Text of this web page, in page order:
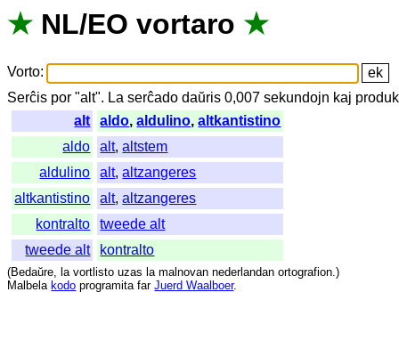
★ NL/EO vortaro ★
Vorto:
Serĉis por "alt". La serĉado daŭris 0,007sekundojn kaj
alt
aldo,aldulino,altkantistino
aldo
alt,altstem
aldulino
alt,altzangeres
altkantistino
alt,altzangeres
kontralto
tweede alt
tweede alt
kontralto
(Bedaŭre, la vortlisto uzas la malnovan nederlandan ortografion.)
Malbela kodo programita far Juerd Waalboer.